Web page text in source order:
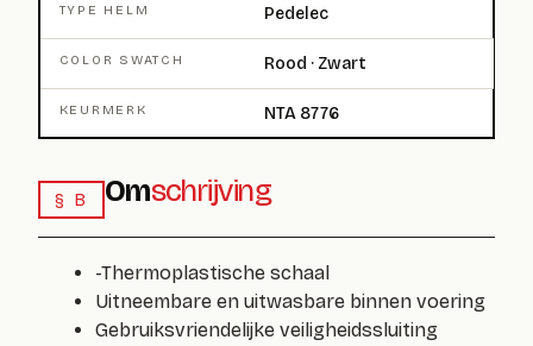
TYPE HELM Pedelec
COLOR SWATCH Rood · Zwart
KEURMERK NTA 8776
§ B Omschrijving
-Thermoplastische schaal
Uitneembare en uitwasbare binnen voering
Gebruiksvriendelijke veiligheidssluiting